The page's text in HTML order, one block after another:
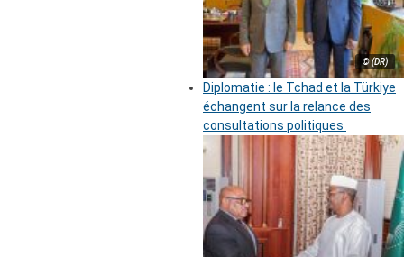
© (DR)
Diplomatie : le Tchad et la Türkiye
échangent sur la relance des
consultations politiques